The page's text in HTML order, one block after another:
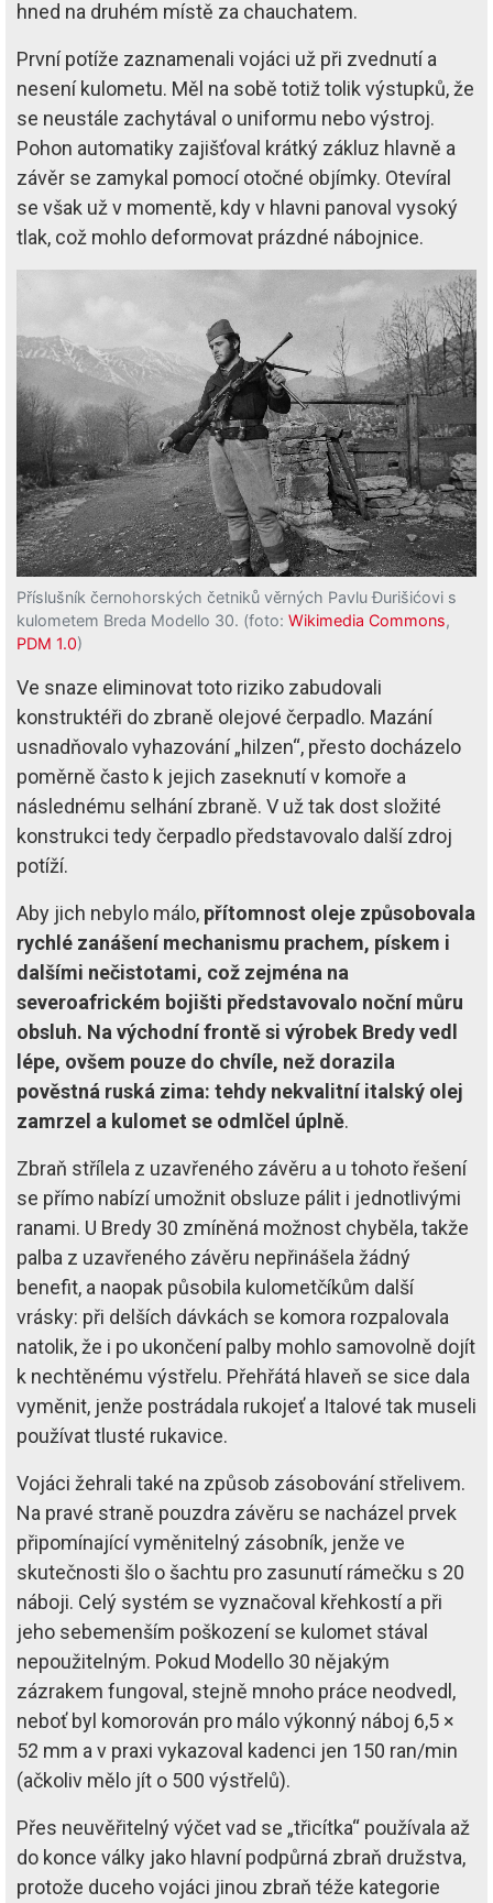
hned na druhém místě za chauchatem.
První potíže zaznamenali vojáci už při zvednutí a
nesení kulometu. Měl na sobě totiž tolik výstupků, že
se neustále zachytával o uniformu nebo výstroj.
Pohon automatiky zajišťoval krátký zákluz hlavně a
závěr se zamykal pomocí otočné objímky. Otevíral
se však už v momentě, kdy v hlavni panoval vysoký
tlak, což mohlo deformovat prázdné nábojnice.
Příslušník černohorských četniků věrných Pavlu Đurišićovi s
kulometem Breda Modello 30. (foto: Wikimedia Commons,
PDM 1.0)
Ve snaze eliminovat toto riziko zabudovali
konstruktéři do zbraně olejové čerpadlo. Mazání
usnadňovalo vyhazování „hilzen“, přesto docházelo
poměrně často k jejich zaseknutí v komoře a
následnému selhání zbraně. V už tak dost složité
konstrukci tedy čerpadlo představovalo další zdroj
potíží.
Aby jich nebylo málo, přítomnost oleje způsobovala
rychlé zanášení mechanismu prachem, pískem i
dalšími nečistotami, což zejména na
severoafrickém bojišti představovalo noční můru
obsluh. Na východní frontě si výrobek Bredy vedl
lépe, ovšem pouze do chvíle, než dorazila
pověstná ruská zima: tehdy nekvalitní italský olej
zamrzel a kulomet se odmlčel úplně.
Zbraň střílela z uzavřeného závěru a u tohoto řešení
se přímo nabízí umožnit obsluze pálit i jednotlivými
ranami. U Bredy 30 zmíněná možnost chyběla, takže
palba z uzavřeného závěru nepřinášela žádný
benefit, a naopak působila kulometčíkům další
vrásky: při delších dávkách se komora rozpalovala
natolik, že i po ukončení palby mohlo samovolně dojít
k nechtěnému výstřelu. Přehřátá hlaveň se sice dala
vyměnit, jenže postrádala rukojeť a Italové tak museli
používat tlusté rukavice.
Vojáci žehrali také na způsob zásobování střelivem.
Na pravé straně pouzdra závěru se nacházel prvek
připomínající vyměnitelný zásobník, jenže ve
skutečnosti šlo o šachtu pro zasunutí rámečku s 20
náboji. Celý systém se vyznačoval křehkostí a při
jeho sebemenším poškození se kulomet stával
nepoužitelným. Pokud Modello 30 nějakým
zázrakem fungoval, stejně mnoho práce neodvedl,
neboť byl komorován pro málo výkonný náboj 6,5 ×
52 mm a v praxi vykazoval kadenci jen 150 ran/min
(ačkoliv mělo jít o 500 výstřelů).
Přes neuvěřitelný výčet vad se „třicítka“ používala až
do konce války jako hlavní podpůrná zbraň družstva,
protože duceho vojáci jinou zbraň téže kategorie